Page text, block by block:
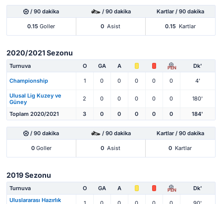
/ 90 dakika / 90 dakika Kartlar / 90 dakika
0.15 Goller 0 Asist 0.15 Kartlar
2020/2021 Sezonu
Turnuva O GA A PEN Dk'
Championship 1 0 0 0 0 0 4'
Ulusal Lig Kuzey ve
Güney
2 0 0 0 0 0 180'
Toplam 2020/2021 3 0 0 0 0 0 184'
/ 90 dakika / 90 dakika Kartlar / 90 dakika
0Goller 0 Asist 0 Kartlar
2019 Sezonu
Turnuva O GA A PEN
Dk'
Uluslararası Hazırlık